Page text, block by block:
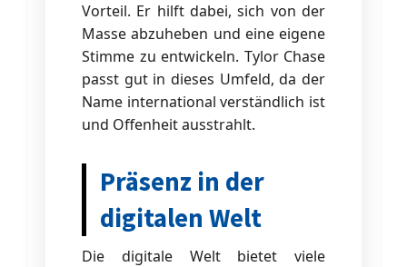
Vorteil. Er hilft dabei, sich von der
Masse abzuheben und eine eigene
Stimme zu entwickeln. Tylor Chase
passt gut in dieses Umfeld, da der
Name international verständlich ist
und Offenheit ausstrahlt.
Präsenz in der
digitalen Welt
Die digitale Welt bietet viele